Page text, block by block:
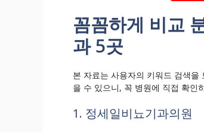
꼼꼼하게 비교
과 5곳
본 자료는 사용자의 키워드 검색
을 수 있으니, 꼭 병원에 직접 확인
1. 정세일비뇨기과의원